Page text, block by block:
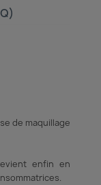
de maquillage
enfin en